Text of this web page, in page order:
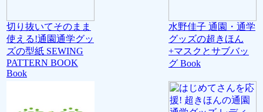
切り抜いてそのまま
使える!通園通学グッ
ズの型紙 SEWING
PATTERN BOOK
Book
水野佳子 通園・通学
グッズの超きほん
+マスクとサブバッ
グ Book